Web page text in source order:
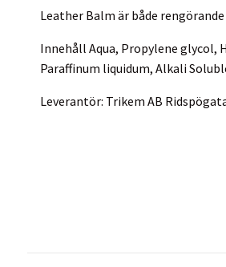
Leather Balm är både
Innehåll Aqua, Propylene glycol,
Paraffinum liquidum, Alkali
Leverantör: Trikem AB